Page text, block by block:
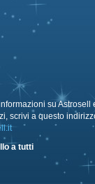
su Astrosell
scrivi a questo
a tutti